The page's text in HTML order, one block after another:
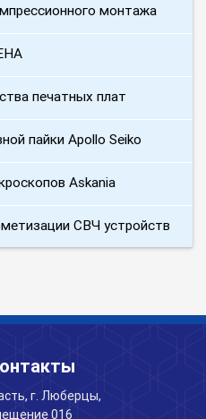
монтажа
печатных плат
пайки Apollo Seiko
Askania
СВЧ устройств
г. Люберцы,
016